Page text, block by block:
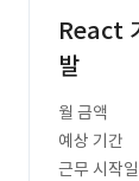
React
발
월 금액
예상 기간
근무 시작일